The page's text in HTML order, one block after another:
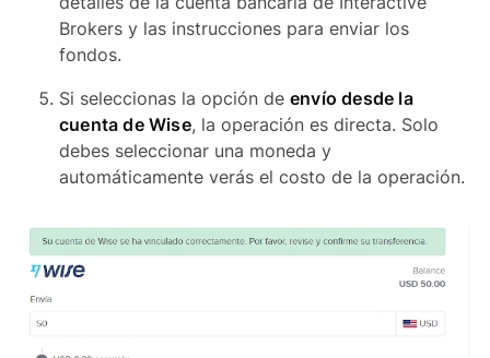
Brokers y las instrucciones para enviar los
fondos.
Si seleccionas la opción de envío desde la
cuenta de Wise, la operación es directa. Solo
debes seleccionar una moneda y
automáticamente verás el costo de la operación.